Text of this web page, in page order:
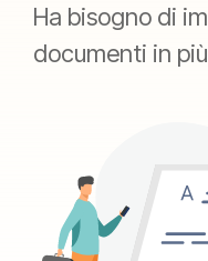
Ha bisogno di
documenti in